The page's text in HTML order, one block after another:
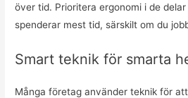
över tid. Prioritera ergonomi i de
spenderar mest tid, särskilt om du
Smart teknik för smarta
Många företag använder teknik för